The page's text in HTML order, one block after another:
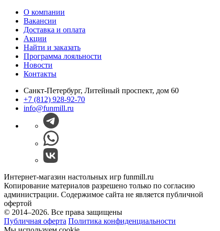
О компании
Вакансии
Доставка и оплата
Акции
Найти и заказать
Программа лояльности
Новости
Контакты
Санкт-Петербург, Литейный проспект, дом 60
+7 (812) 928-92-70
info@funmill.ru
Интернет-магазин настольных игр funmill.ru
Копирование материалов разрешено только по согласию
администрации. Содержимое сайта не является публичной
офертой
© 2014–2026. Все права защищены
Публичная оферта Политика конфиденциальности